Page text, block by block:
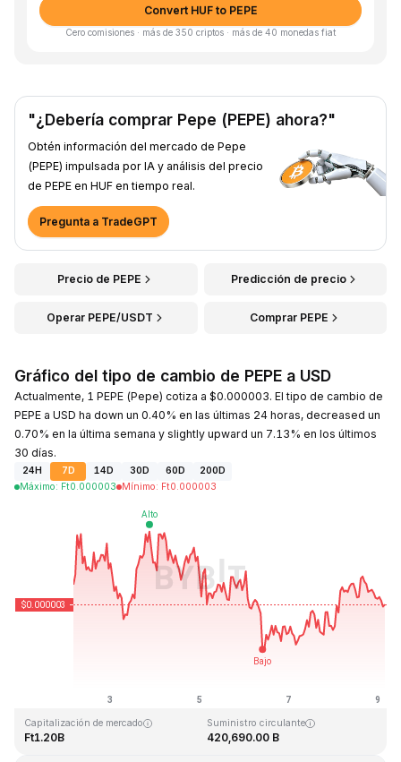
Convert HUF to PEPE
Cero comisiones · más de 350 criptos · más de 40 monedas fiat
"¿Debería comprar Pepe (PEPE) ahora?"
Obtén información del mercado de Pepe
(PEPE) impulsada por IA y análisis del precio
de PEPE en HUF en tiempo real.
Pregunta a TradeGPT
Precio de PEPE Predicción de precio
Operar PEPE/USDT Comprar PEPE
Gráfico del tipo de cambio de PEPE a USD
Actualmente, 1 PEPE (Pepe) cotiza a $0.000003. El tipo de cambio de
PEPE a USD ha down un 0.40% en las últimas 24 horas, decreased un
0.70% en la última semana y slightly upward un 7.13% en los últimos
30 días.
24H 7D 14D 30D 60D
200D
Máximo: Ft0.000003 Mínimo: Ft0.000003
Capitalización de mercado
Ft1.20B
Suministro circulante
420,690.00 B